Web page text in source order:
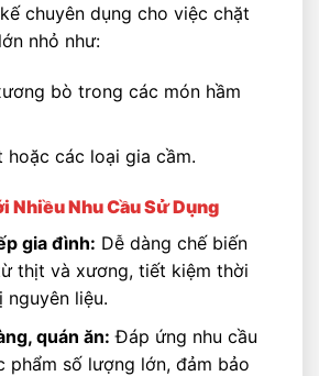
chuyên dụng cho việc chặt
nhỏ như:
bò trong các món hầm
hoặc các loại gia cầm.
Nhiều Nhu Cầu Sử Dụng
gia đình: Dễ dàng chế biến
thịt và xương, tiết kiệm thời
nguyên liệu.
quán ăn: Đáp ứng nhu cầu
phẩm số lượng lớn, đảm bảo